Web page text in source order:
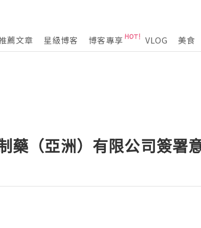
薦文章 星級博客 博客專享 VLOG 美食
藥（亞洲）有限公司簽署